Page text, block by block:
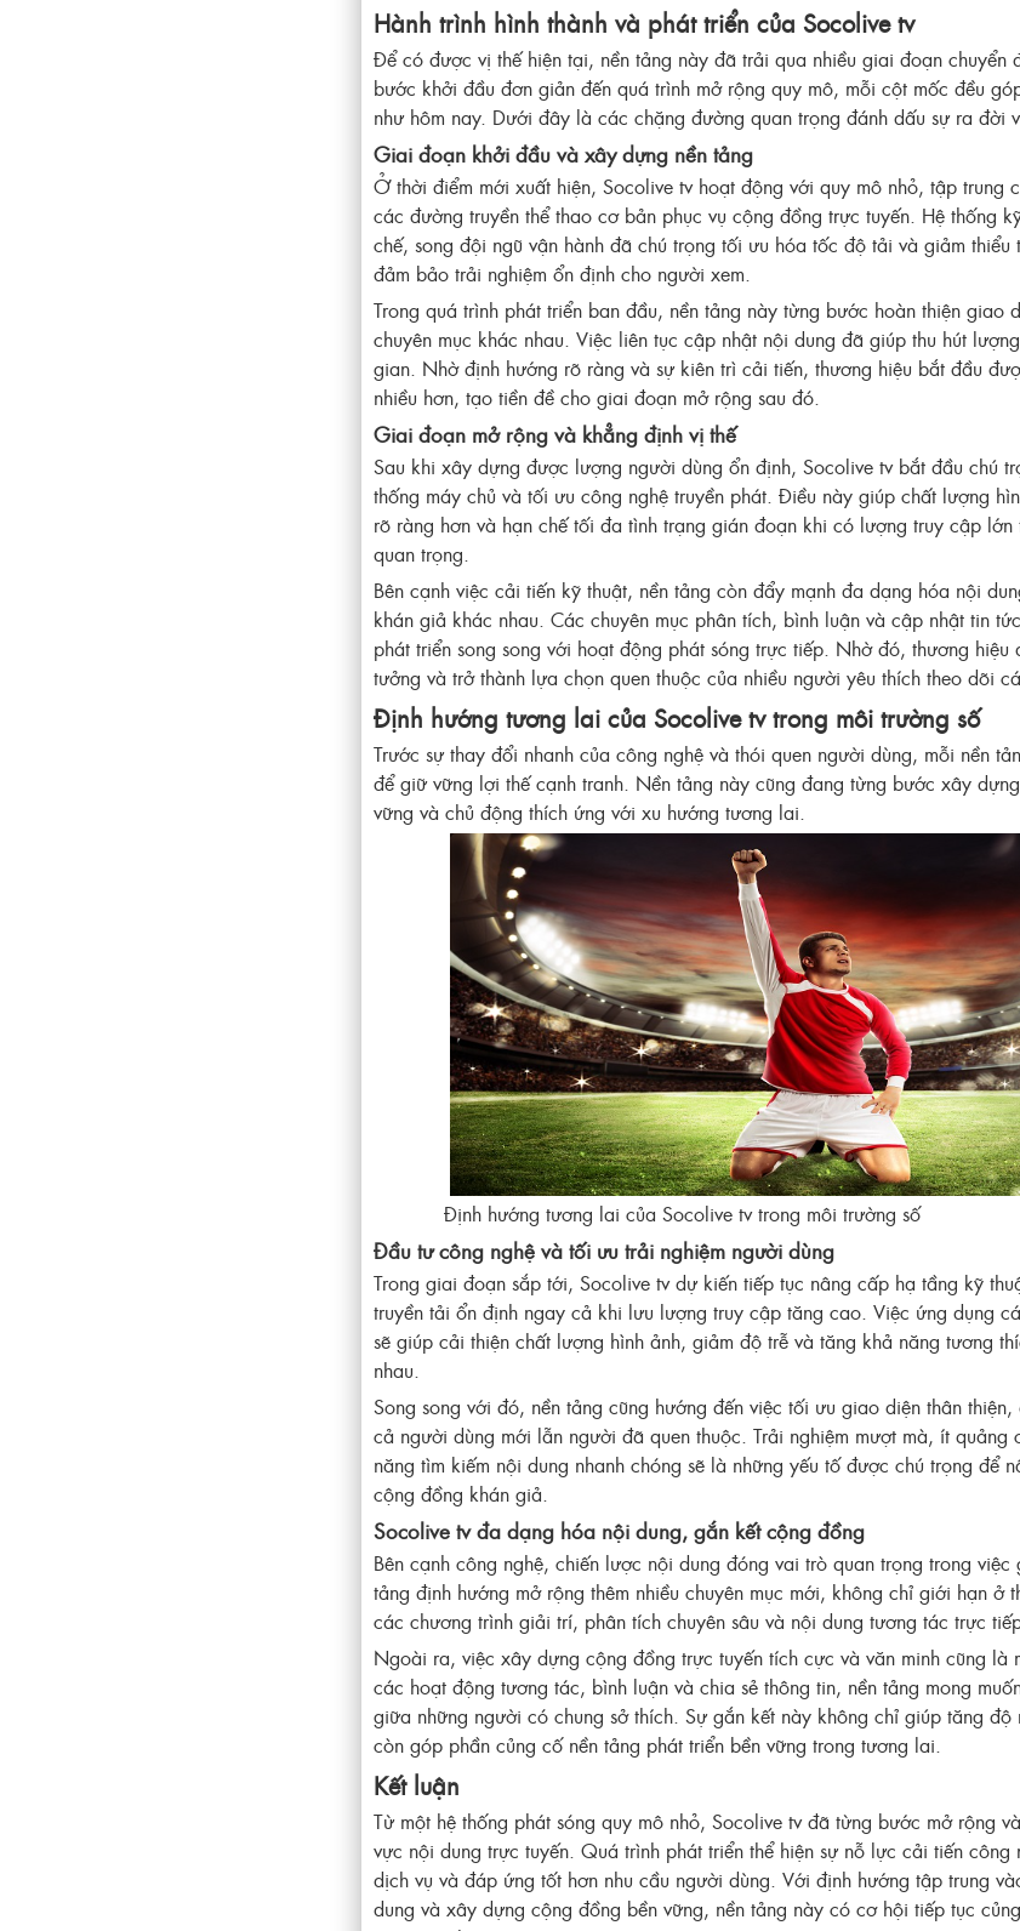
Hành trình hình thành và phát triển của Socolive tv
Để có được vị thế hiện tại, nền tảng này đã trải qua nhiều giai đoạn chuyển
bước khởi đầu đơn giản đến quá trình mở rộng quy mô, mỗi cột mốc đều
như hôm nay. Dưới đây là các chặng đường quan trọng đánh dấu sự ra đời
Giai đoạn khởi đầu và xây dựng nền tảng
Ở thời điểm mới xuất hiện, Socolive tv hoạt động với quy mô nhỏ, tập trung
các đường truyền thể thao cơ bản phục vụ cộng đồng trực tuyến. Hệ thống
chế, song đội ngũ vận hành đã chú trọng tối ưu hóa tốc độ tải và giảm thiểu
đảm bảo trải nghiệm ổn định cho người xem.
Trong quá trình phát triển ban đầu, nền tảng này từng bước hoàn thiện giao
chuyên mục khác nhau. Việc liên tục cập nhật nội dung đã giúp thu hút
gian. Nhờ định hướng rõ ràng và sự kiên trì cải tiến, thương hiệu bắt đầu
nhiều hơn, tạo tiền đề cho giai đoạn mở rộng sau đó.
Giai đoạn mở rộng và khẳng định vị thế
Sau khi xây dựng được lượng người dùng ổn định, Socolive tv bắt đầu chú
thống máy chủ và tối ưu công nghệ truyền phát. Điều này giúp chất lượng
rõ ràng hơn và hạn chế tối đa tình trạng gián đoạn khi có lượng truy cập
quan trọng.
Bên cạnh việc cải tiến kỹ thuật, nền tảng còn đẩy mạnh đa dạng hóa nội
khán giả khác nhau. Các chuyên mục phân tích, bình luận và cập nhật tin tức
phát triển song song với hoạt động phát sóng trực tiếp. Nhờ đó, thương
tưởng và trở thành lựa chọn quen thuộc của nhiều người yêu thích theo dõi
Định hướng tương lai của Socolive tv trong môi trường số
Trước sự thay đổi nhanh của công nghệ và thói quen người dùng, mỗi nền
để giữ vững lợi thế cạnh tranh. Nền tảng này cũng đang từng bước xây
vững và chủ động thích ứng với xu hướng tương lai.
Định hướng tương lai của Socolive tv trong môi trường số
Đầu tư công nghệ và tối ưu trải nghiệm người dùng
Trong giai đoạn sắp tới, Socolive tv dự kiến tiếp tục nâng cấp hạ tầng kỹ
truyền tải ổn định ngay cả khi lưu lượng truy cập tăng cao. Việc ứng dụng
sẽ giúp cải thiện chất lượng hình ảnh, giảm độ trễ và tăng khả năng tương
nhau.
Song song với đó, nền tảng cũng hướng đến việc tối ưu giao diện thân
cả người dùng mới lẫn người đã quen thuộc. Trải nghiệm mượt mà, ít
năng tìm kiếm nội dung nhanh chóng sẽ là những yếu tố được chú trọng để
cộng đồng khán giả.
Socolive tv đa dạng hóa nội dung, gắn kết cộng đồng
Bên cạnh công nghệ, chiến lược nội dung đóng vai trò quan trọng trong
tảng định hướng mở rộng thêm nhiều chuyên mục mới, không chỉ giới hạn ở
các chương trình giải trí, phân tích chuyên sâu và nội dung tương tác trực
Ngoài ra, việc xây dựng cộng đồng trực tuyến tích cực và văn minh cũng là
các hoạt động tương tác, bình luận và chia sẻ thông tin, nền tảng mong
giữa những người có chung sở thích. Sự gắn kết này không chỉ giúp tăng độ
còn góp phần củng cố nền tảng phát triển bền vững trong tương lai.
Kết luận
Từ một hệ thống phát sóng quy mô nhỏ, Socolive tv đã từng bước mở rộng
vực nội dung trực tuyến. Quá trình phát triển thể hiện sự nỗ lực cải tiến
dịch vụ và đáp ứng tốt hơn nhu cầu người dùng. Với định hướng tập trung
dung và xây dựng cộng đồng bền vững, nền tảng này có cơ hội tiếp tục